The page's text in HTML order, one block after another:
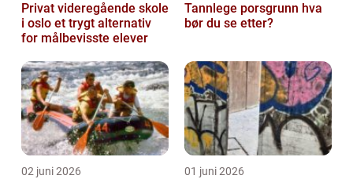
Privat videregående skole
i oslo et trygt alternativ
for målbevisste elever
Tannlege porsgrunn hva
bør du se etter?
02 juni 2026 01 juni 2026